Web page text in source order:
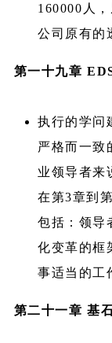
160000人
公司原有的
第一十九章
执行的学问
严格而一致
业领导者来
在第3章到
包括：领导
化变革的框
事适当的工
第二十一章 基